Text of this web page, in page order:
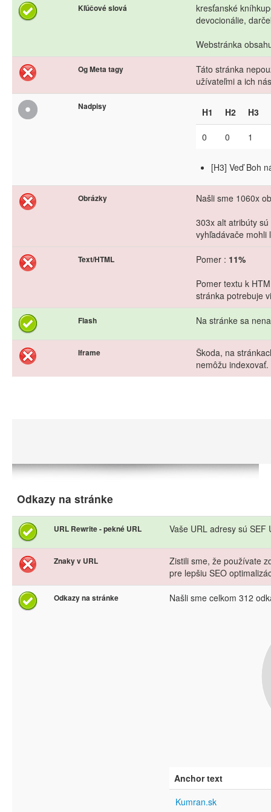
Kľúčové slová
kresťanské
devocionálie,
Webstránka
Og Meta tagy
Táto stránka
užívateľmi a ich
Nadpisy H1 H2 H3
0 0 1
[H3] Veď Boh
Obrázky
Našli sme 1060x
303x alt atribúty
vyhľadávače mohli
Text/HTML Pomer : 11%
Pomer textu k
stránka potrebuje
Flash Na stránke sa
Iframe
Škoda, na
nemôžu indexovať.
Odkazy na stránke
URL Rewrite - pekné URL Vaše URL adresy sú
Znaky v URL
Zistili sme, že používate
pre lepšiu SEO
Odkazy na stránke Našli sme celkom 312
Anchor text
Kumran.sk